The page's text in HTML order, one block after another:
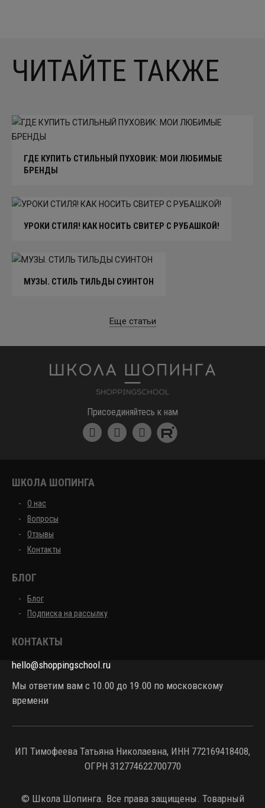
ЧИТАЙТЕ ТАКЖЕ
ГДЕ КУПИТЬ СТИЛЬНЫЙ ПУХОВИК: МОИ ЛЮБИМЫЕ
БРЕНДЫ
УРОКИ СТИЛЯ! КАК НОСИТЬ СВИТЕР С РУБАШКОЙ!
МУЗЫ. СТИЛЬ ТИЛЬДЫ СУИНТОН
Еще статьи
Присоединяйтесь к нам
ШКОЛА ШОПИНГА
О нас
Вопросы
Отзывы
Контакты
БЛОГ
Блог
Подписка на рассылку
КОНТАКТЫ
hello@shoppingschool.ru
Мы ответим вам с 10.00 до 19.00 по московскому
времени
ИП Тимофеева Татьяна Николаевна, ИНН 772169418408,
ОГРН 312774622700770
© Школа Шопинга. Все права защищены. Товарный